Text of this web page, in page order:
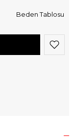
Beden Tablosu